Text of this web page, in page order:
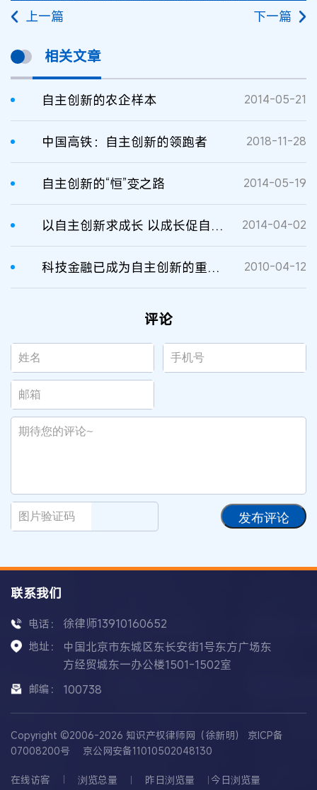
上一篇 下一篇
相关文章
自主创新的农企样本 2014-05-21
中国高铁：自主创新的领跑者 2018-11-28
自主创新的“恒”变之路 2014-05-19
以自主创新求成长 以成长促自主创新 2014-04-02
科技金融已成为自主创新的重要支撑 2010-04-12
评论
发布评论
联系我们
电话： 徐律师13910160652
地址：
中国北京市东城区东长安街1号东方广场东
方经贸城东一办公楼1501-1502室
邮编： 100738
Copyright ©2006-2026 知识产权律师网（徐新明） 京ICP备
07008200号
京公网安备11010502048130
在线访客 浏览总量 昨日浏览量 今日浏览量